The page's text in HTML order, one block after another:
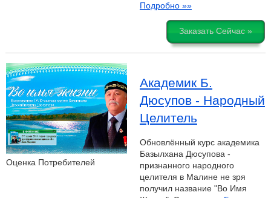
Подробно »»
Заказать Сейчас »
Оценка Потребителей
Академик Б.
Дюсупов - Народный
Целитель
Обновлённый курс академика
Базылхана Дюсупова -
признанного народного
целителя в Малине не зря
получил название "Во Имя